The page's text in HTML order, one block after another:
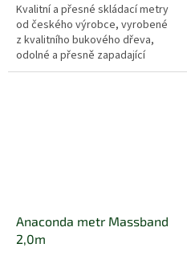
Kvalitní a přesné skládací metry
od českého výrobce, vyrobené
z kvalitního bukového dřeva,
odolné a přesně zapadající
zámky metru.
Anaconda metr Massband
2,0m